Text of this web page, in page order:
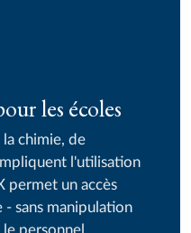
les écoles
chimie, de
l'utilisation
permet un accès
- sans manipulation